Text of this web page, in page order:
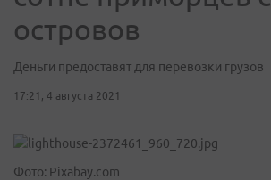
островов
Деньги предоставят для перевозки грузов
17:21, 4 августа 2021
Фото: Pixabay.com